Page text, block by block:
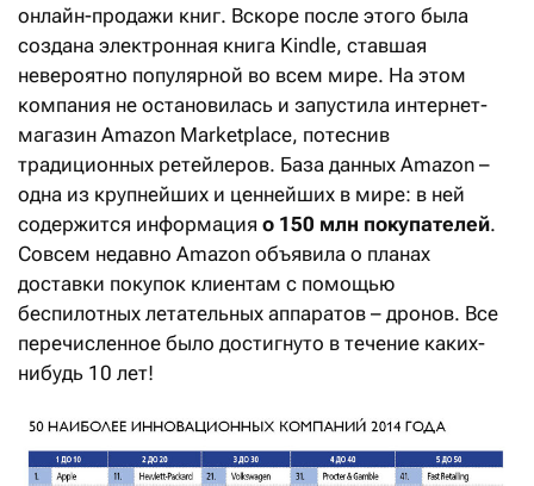
онлайн-продажи книг. Вскоре после этого была
создана электронная книга Kindle, ставшая
невероятно популярной во всем мире. На этом
компания не остановилась и запустила интернет-
магазин Amazon Marketplace, потеснив
традиционных ретейлеров. База данных Amazon –
одна из крупнейших и ценнейших в мире: в ней
содержится информация о 150 млн покупателей.
Совсем недавно Amazon объявила о планах
доставки покупок клиентам с помощью
беспилотных летательных аппаратов – дронов. Все
перечисленное было достигнуто в течение каких-
нибудь 10 лет!